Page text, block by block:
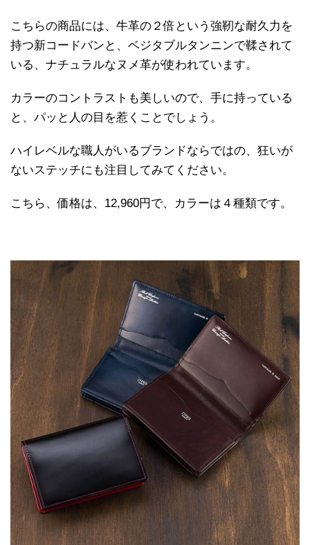
こちらの商品には、牛革の２倍という強靭な耐久力を
持つ新コードバンと、ベジタブルタンニンで鞣されて
いる、ナチュラルなヌメ革が使われています。
カラーのコントラストも美しいので、手に持っている
と、パッと人の目を惹くことでしょう。
ハイレベルな職人がいるブランドならではの、狂いが
ないステッチにも注目してみてください。
こちら、価格は、12,960円で、カラーは４種類です。